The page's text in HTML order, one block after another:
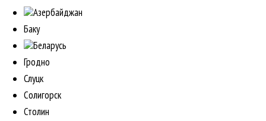
Азербайджан
Баку
Беларусь
Гродно
Слуцк
Солигорск
Столин